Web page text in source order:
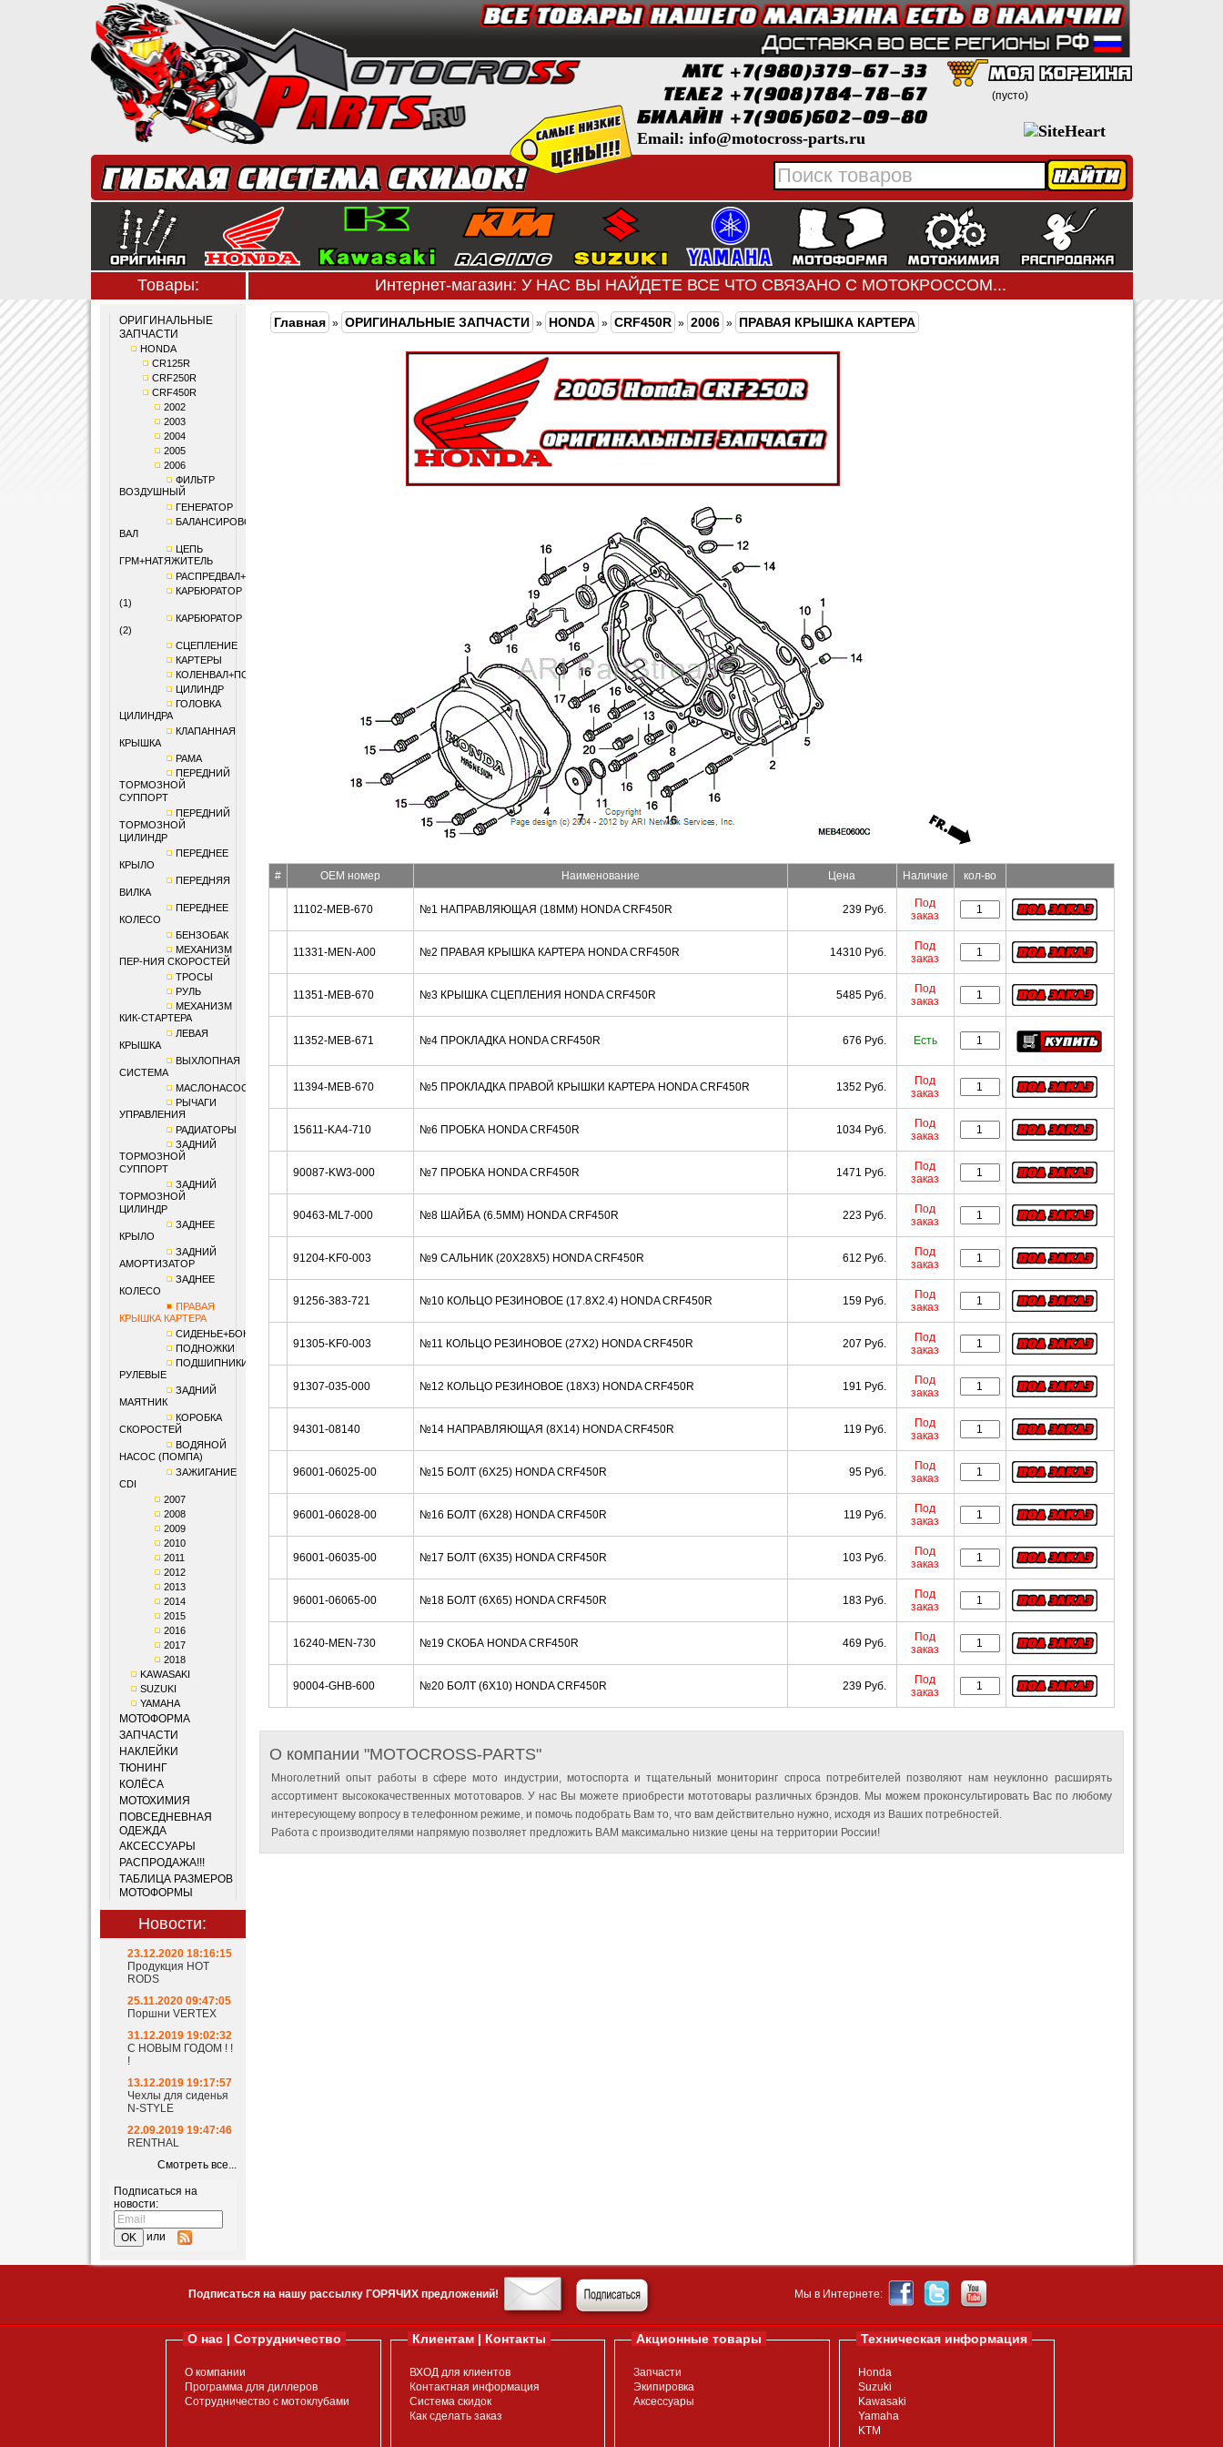
(пусто)
Email: info@motocross-parts.ru
Товары: Интернет-магазин: У НАС ВЫ НАЙДЕТЕ ВСЕ ЧТО СВЯЗАНО С МОТОКРОССОМ...
ОРИГИНАЛЬНЫЕ
ЗАПЧАСТИ
HONDA
CR125R
CRF250R
CRF450R
2002
2003
2004
2005
2006
ФИЛЬТР
ВОЗДУШНЫЙ
ГЕНЕРАТОР
БАЛАНСИРОВОЧНЫЙ
ВАЛ
ЦЕПЬ
ГРМ+НАТЯЖИТЕЛЬ
РАСПРЕДВАЛ+КЛАПАНЫ
КАРБЮРАТОР
(1)
КАРБЮРАТОР
(2)
СЦЕПЛЕНИЕ
КАРТЕРЫ
КОЛЕНВАЛ+ПОРШЕНЬ
ЦИЛИНДР
ГОЛОВКА
ЦИЛИНДРА
КЛАПАННАЯ
КРЫШКА
РАМА
ПЕРЕДНИЙ
ТОРМОЗНОЙ
СУППОРТ
ПЕРЕДНИЙ
ТОРМОЗНОЙ
ЦИЛИНДР
ПЕРЕДНЕЕ
КРЫЛО
ПЕРЕДНЯЯ
ВИЛКА
ПЕРЕДНЕЕ
КОЛЕСО
БЕНЗОБАК
МЕХАНИЗМ
ПЕР-НИЯ СКОРОСТЕЙ
ТРОСЫ
РУЛЬ
МЕХАНИЗМ
КИК-СТАРТЕРА
ЛЕВАЯ
КРЫШКА
ВЫХЛОПНАЯ
СИСТЕМА
МАСЛОНАСОС
РЫЧАГИ
УПРАВЛЕНИЯ
РАДИАТОРЫ
ЗАДНИЙ
ТОРМОЗНОЙ
СУППОРТ
ЗАДНИЙ
ТОРМОЗНОЙ
ЦИЛИНДР
ЗАДНЕЕ
КРЫЛО
ЗАДНИЙ
АМОРТИЗАТОР
ЗАДНЕЕ
КОЛЕСО
ПРАВАЯ
КРЫШКА КАРТЕРА
СИДЕНЬЕ+БОКОВИНЫ
ПОДНОЖКИ
ПОДШИПНИКИ
РУЛЕВЫЕ
ЗАДНИЙ
МАЯТНИК
КОРОБКА
СКОРОСТЕЙ
ВОДЯНОЙ
НАСОС (ПОМПА)
ЗАЖИГАНИЕ
CDI
2007
2008
2009
2010
2011
2012
2013
2014
2015
2016
2017
2018
KAWASAKI
SUZUKI
YAMAHA
МОТОФОРМА
ЗАПЧАСТИ
НАКЛЕЙКИ
ТЮНИНГ
КОЛЁСА
МОТОХИМИЯ
ПОВСЕДНЕВНАЯ
ОДЕЖДА
АКСЕССУАРЫ
РАСПРОДАЖА!!!
ТАБЛИЦА РАЗМЕРОВ
МОТОФОРМЫ
Новости:
23.12.2020 18:16:15
Продукция HOT
RODS
25.11.2020 09:47:05
Поршни VERTEX
31.12.2019 19:02:32
С НОВЫМ ГОДОМ ! !
!
13.12.2019 19:17:57
Чехлы для сиденья
N-STYLE
22.09.2019 19:47:46
RENTHAL
Смотреть все...
Подписаться на
новости:
или
Главная » ОРИГИНАЛЬНЫЕ ЗАПЧАСТИ » HONDA » CRF450R » 2006 » ПРАВАЯ КРЫШКА КАРТЕРА
# OEM номер Наименование Цена Наличие кол-во
11102-MEB-670 №1 НАПРАВЛЯЮЩАЯ (18MM) HONDA CRF450R 239 Руб.
Под
заказ
11331-MEN-A00 №2 ПРАВАЯ КРЫШКА КАРТЕРА HONDA CRF450R 14310 Руб.
Под
заказ
11351-MEB-670 №3 КРЫШКА СЦЕПЛЕНИЯ HONDA CRF450R 5485 Руб.
Под
заказ
11352-MEB-671 №4 ПРОКЛАДКА HONDA CRF450R 676 Руб. Есть
11394-MEB-670 №5 ПРОКЛАДКА ПРАВОЙ КРЫШКИ КАРТЕРА HONDA CRF450R 1352 Руб.
Под
заказ
15611-KA4-710 №6 ПРОБКА HONDA CRF450R 1034 Руб.
Под
заказ
90087-KW3-000 №7 ПРОБКА HONDA CRF450R 1471 Руб.
Под
заказ
90463-ML7-000 №8 ШАЙБА (6.5MM) HONDA CRF450R 223 Руб.
Под
заказ
91204-KF0-003 №9 САЛЬНИК (20X28X5) HONDA CRF450R 612 Руб.
Под
заказ
91256-383-721 №10 КОЛЬЦО РЕЗИНОВОЕ (17.8X2.4) HONDA CRF450R 159 Руб.
Под
заказ
91305-KF0-003 №11 КОЛЬЦО РЕЗИНОВОЕ (27X2) HONDA CRF450R 207 Руб.
Под
заказ
91307-035-000 №12 КОЛЬЦО РЕЗИНОВОЕ (18X3) HONDA CRF450R 191 Руб.
Под
заказ
94301-08140 №14 НАПРАВЛЯЮЩАЯ (8X14) HONDA CRF450R 119 Руб.
Под
заказ
96001-06025-00 №15 БОЛТ (6X25) HONDA CRF450R 95 Руб.
Под
заказ
96001-06028-00 №16 БОЛТ (6X28) HONDA CRF450R 119 Руб.
Под
заказ
96001-06035-00 №17 БОЛТ (6X35) HONDA CRF450R 103 Руб.
Под
заказ
96001-06065-00 №18 БОЛТ (6X65) HONDA CRF450R 183 Руб.
Под
заказ
16240-MEN-730 №19 СКОБА HONDA CRF450R 469 Руб.
Под
заказ
90004-GHB-600 №20 БОЛТ (6X10) HONDA CRF450R 239 Руб.
Под
заказ
О компании "MOTOCROSS-PARTS"
Многолетний опыт работы в сфере мото индустрии, мотоспорта и тщательный мониторинг спроса потребителей позволяют нам неуклонно расширять
ассортимент высококачественных мототоваров. У нас Вы можете приобрести мототовары различных брэндов. Мы можем проконсультировать Вас по любому
интересующему вопросу в телефонном режиме, и помочь подобрать Вам то, что вам действительно нужно, исходя из Ваших потребностей.
Работа с производителями напрямую позволяет предложить ВАМ максимально низкие цены на территории России!
Подписаться на нашу рассылку ГОРЯЧИХ предложений! Мы в Интернете:
О нас | Сотрудничество
О компании
Программа для диллеров
Сотрудничество с мотоклубами
Клиентам | Контакты
ВХОД для клиентов
Контактная информация
Система скидок
Как сделать заказ
Акционные товары
Запчасти
Экипировка
Аксессуары
Техническая информация
Honda
Suzuki
Kawasaki
Yamaha
KTM